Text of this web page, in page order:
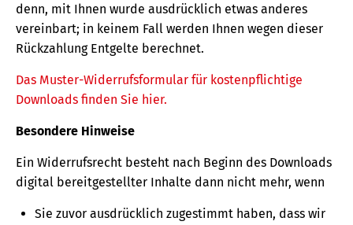
denn, mit Ihnen wurde ausdrücklich etwas anderes
vereinbart; in keinem Fall werden Ihnen wegen dieser
Rückzahlung Entgelte berechnet.
Das Muster-Widerrufsformular für kostenpflichtige
Downloads finden Sie hier.
Besondere Hinweise
Ein Widerrufsrecht besteht nach Beginn des Downloads
digital bereitgestellter Inhalte dann nicht mehr, wenn
Sie zuvor ausdrücklich zugestimmt haben, dass wir